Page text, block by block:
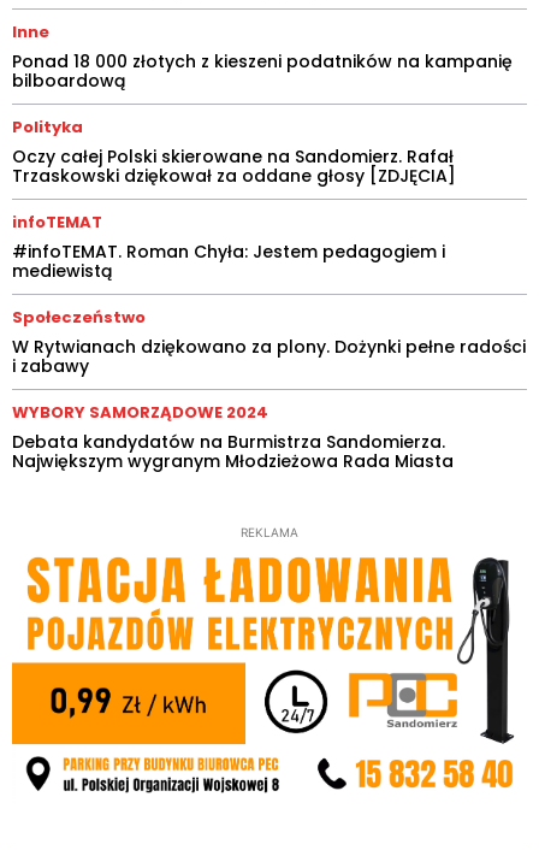
Inne
Ponad 18 000 złotych z kieszeni podatników na kampanię
bilboardową
Polityka
Oczy całej Polski skierowane na Sandomierz. Rafał
Trzaskowski dziękował za oddane głosy [ZDJĘCIA]
infoTEMAT
#infoTEMAT. Roman Chyła: Jestem pedagogiem i
mediewistą
Społeczeństwo
W Rytwianach dziękowano za plony. Dożynki pełne radości
i zabawy
WYBORY SAMORZĄDOWE 2024
Debata kandydatów na Burmistrza Sandomierza.
Największym wygranym Młodzieżowa Rada Miasta
REKLAMA